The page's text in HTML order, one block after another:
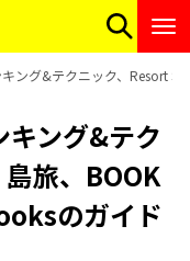
ング&テクニック、Resort
キング&テク
旅、BOOK
のガイド